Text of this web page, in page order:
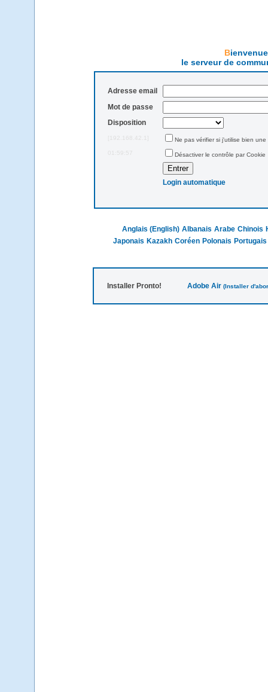
le serveur de
Adresse email
Mot de passe
Disposition
[192.168.42.1]
Ne pas vérifier si j'utilise bien une
01:59:57
Désactiver le contrôle par Cookie
Login automatique
Anglais (English) Albanais Arabe Chinois
Japonais Kazakh Coréen Polonais Portugais
Installer Pronto! Adobe Air (Installer